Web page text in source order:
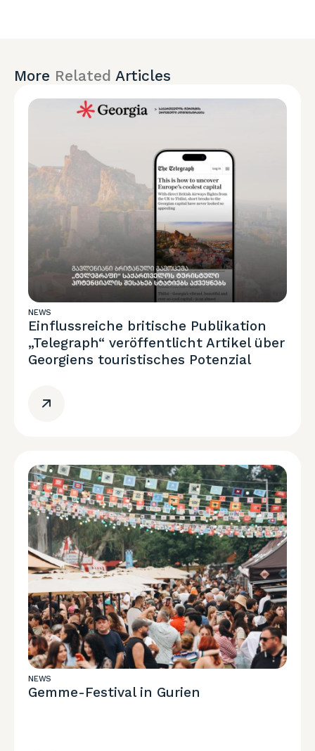
More Related Articles
NEWS
Einflussreiche britische Publikation
„Telegraph“ veröffentlicht Artikel über
Georgiens touristisches Potenzial
NEWS
Gemme-Festival in Gurien